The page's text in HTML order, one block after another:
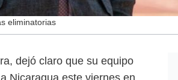
eliminatorias
dejó claro que su equipo
Nicaragua este viernes en